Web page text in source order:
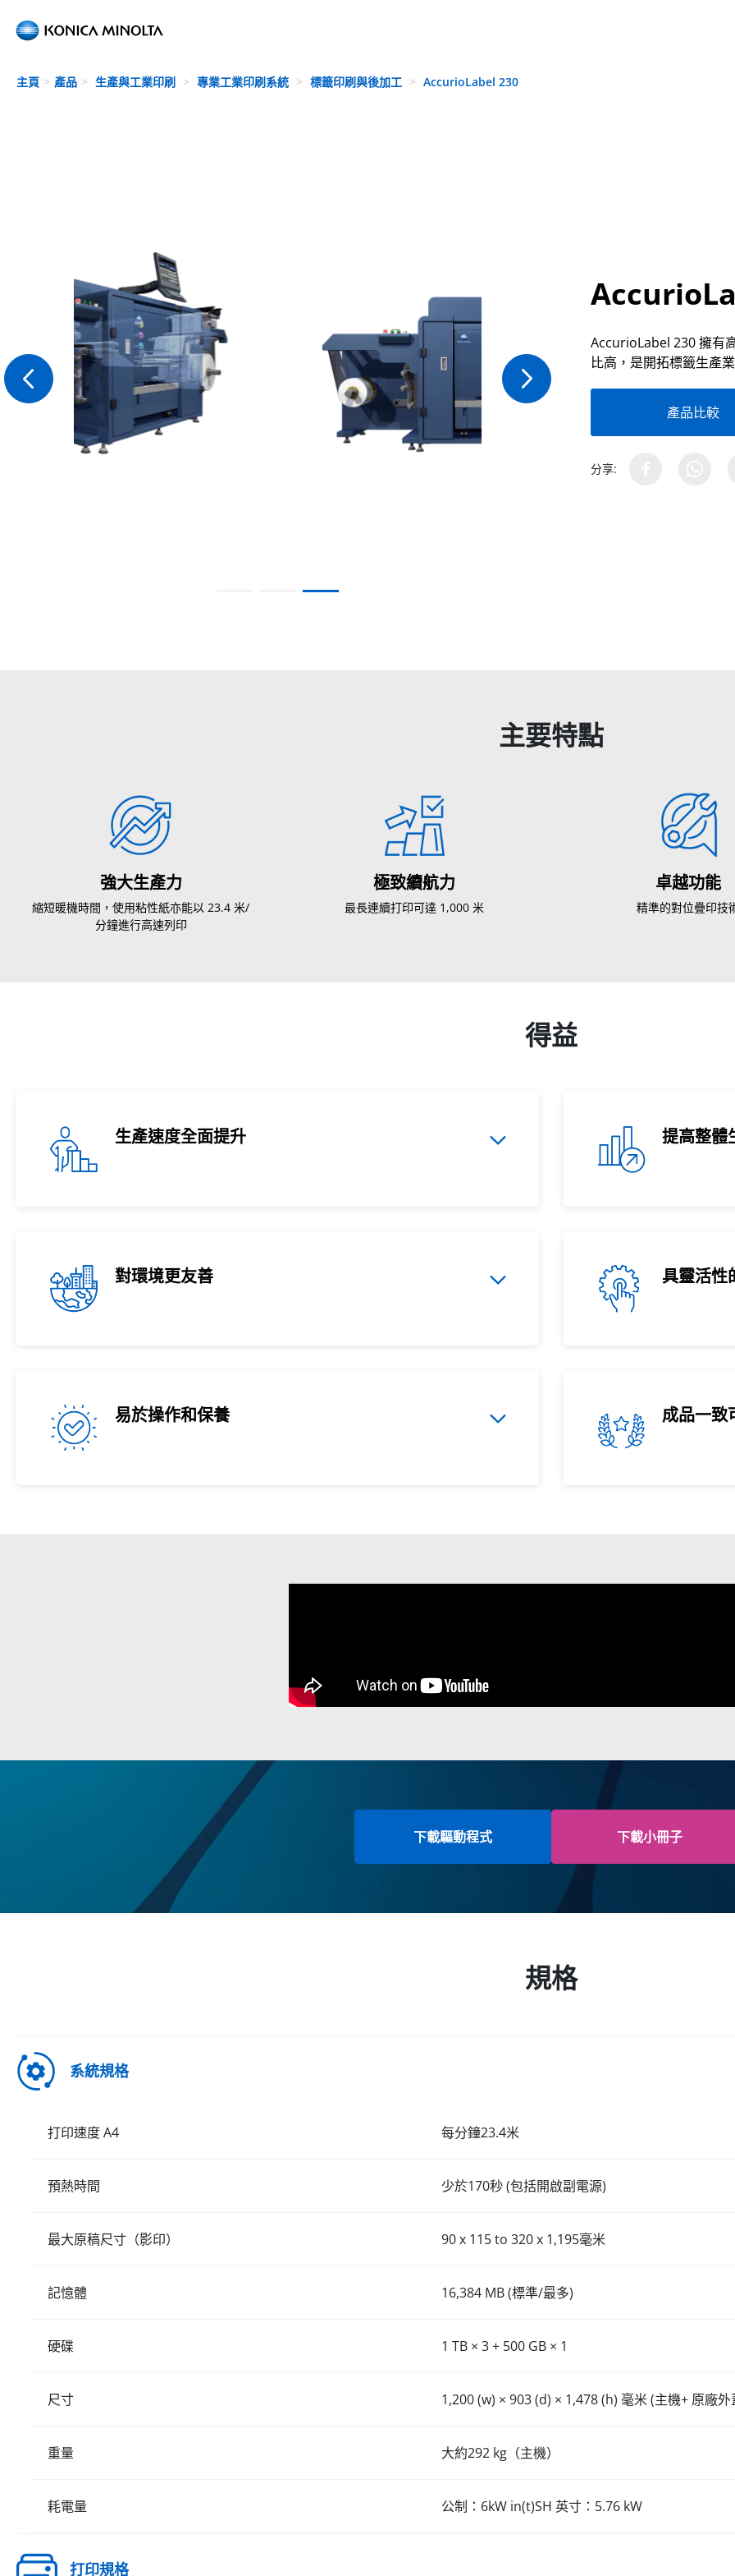
Skip to main content
主頁 產品 生產與工業印刷 專業工業印刷系統 標籤印刷與後加工 AccurioLabel 230
AccurioLabel 230 擁有
比高，是開拓標籤生產
產品比較
分享:
主要特點
強大生產力
縮短暖機時間，使用粘性紙亦能以 23.4 米/
分鐘進行高速列印
極致續航力
最長連續打印可達 1,000 米
卓越功能
精準的對位疊印技
得益
生產速度全面提升 提高整體
對環境更友善 具靈活性
易於操作和保養 成品一致
下載驅動程式 下載小冊子
規格
系統規格
打印速度 A4 每分鐘23.4米
預熱時間 少於170秒 (包括開啟副電源)
最大原稿尺寸（影印） 90 x 115 to 320 x 1,195毫米
記憶體 16,384 MB (標準/最多)
硬碟 1 TB × 3 + 500 GB × 1
尺寸 1,200 (w) × 903 (d) × 1,478 (h) 毫米 (主機+ 原廠外
重量 大約292 kg（主機）
耗電量 公制：6kW in(t)SH 英寸：5.76 kW
打印規格